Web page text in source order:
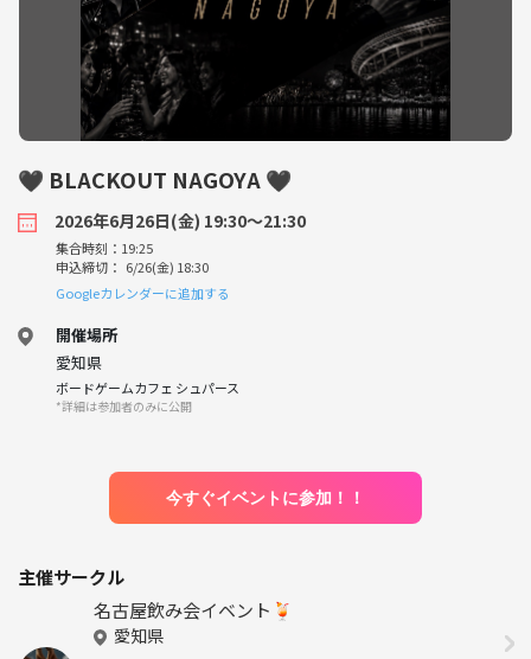
🖤 BLACKOUT NAGOYA 🖤
2026年6月26日(金) 19:30〜21:30
集合時刻：19:25
申込締切： 6/26(金) 18:30
Googleカレンダーに追加する
開催場所
愛知県
ボードゲームカフェ シュパース
*詳細は参加者のみに公開
今すぐイベントに参加！！
主催サークル
名古屋飲み会イベント🍹
愛知県